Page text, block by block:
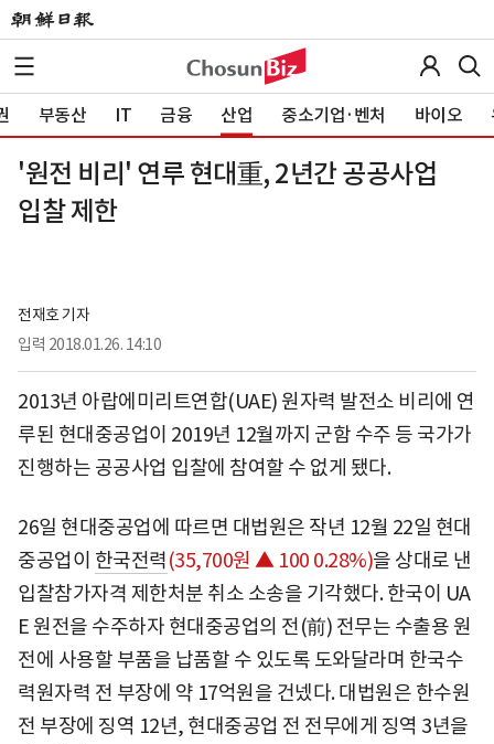
부동산 IT 금융 산업 중소기업·벤처 바이오
'원전 비리' 연루 현대重, 2년간 공공사업
입찰 제한
전재호 기자
입력 2018.01.26. 14:10
2013년 아랍에미리트연합(UAE) 원자력 발전소 비리에 연
루된 현대중공업이 2019년 12월까지 군함 수주 등 국가가
진행하는 공공사업 입찰에 참여할 수 없게 됐다.
26일 현대중공업에 따르면 대법원은 작년 12월 22일 현대
중공업이 한국전력(35,700원 ▲ 100 0.28%)을 상대로 낸
입찰참가자격 제한처분 취소 소송을 기각했다. 한국이 UA
E 원전을 수주하자 현대중공업의 전(前) 전무는 수출용 원
전에 사용할 부품을 납품할 수 있도록 도와달라며 한국수
력원자력 전 부장에 약 17억원을 건넸다. 대법원은 한수원
전 부장에 징역 12년, 현대중공업 전 전무에게 징역 3년을